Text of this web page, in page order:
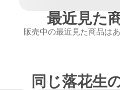
最近見た
販売中の最近見た商品はあ
同じ落花生